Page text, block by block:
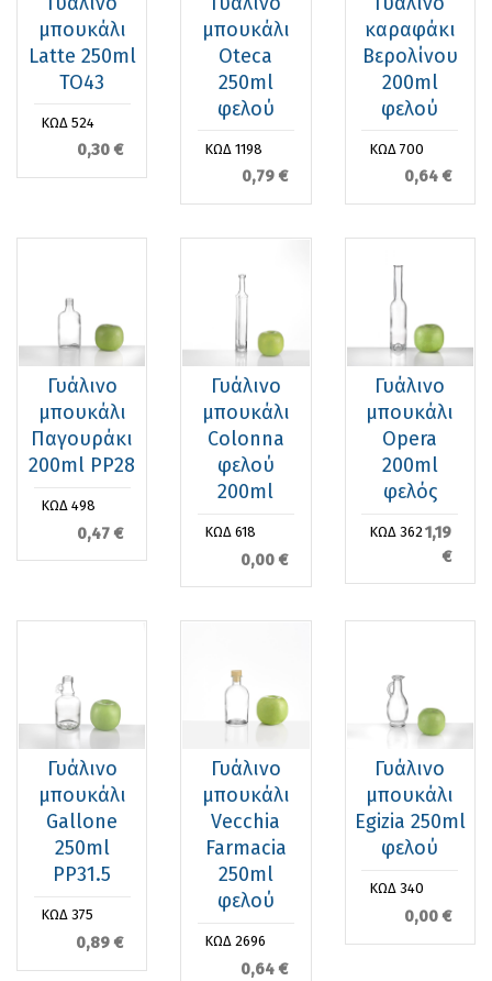
μπουκάλι
Latte 250ml
TO43
ΚΩΔ 524
0,30 €
μπουκάλι
Oteca
250ml
φελού
ΚΩΔ 1198
0,79 €
καραφάκι
Βερολίνου
200ml
φελού
ΚΩΔ 700
0,64 €
Γυάλινο
μπουκάλι
Παγουράκι
200ml PP28
ΚΩΔ 498
0,47 €
Γυάλινο
μπουκάλι
Colonna
φελού
200ml
ΚΩΔ 618
0,00 €
Γυάλινο
μπουκάλι
Opera
200ml
φελός
ΚΩΔ 3621,19
€
Γυάλινο
μπουκάλι
Gallone
250ml
PP31.5
ΚΩΔ 375
0,89 €
Γυάλινο
μπουκάλι
Vecchia
Farmacia
250ml
φελού
ΚΩΔ 2696
0,64 €
Γυάλινο
μπουκάλι
Egizia 250ml
φελού
ΚΩΔ 340
0,00 €